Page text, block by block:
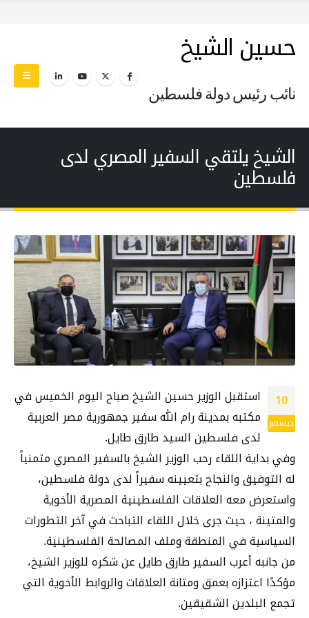
حسين الشيخ
نائب رئيس دولة فلسطين
الشيخ يلتقي السفير المصري لدى
فلسطين
10
ديسمبر
استقبل الوزير حسين الشيخ صباح اليوم الخميس في
مكتبه بمدينة رام الله سفير جمهورية مصر العربية
لدى فلسطين السيد طارق طايل.
وفي بداية اللقاء رحب الوزير الشيخ بالسفير المصري متمنياً
له التوفيق والنجاح بتعيينه سفيراً لدى دولة فلسطين،
واستعرض معه العلاقات الفلسطينية المصرية الأخوية
والمتينة ، حيث جرى خلال اللقاء التباحث في آخر التطورات
السياسية في المنطقة وملف المصالحة الفلسطينية.
من جانبه أعرب السفير طارق طايل عن شكره للوزير الشيخ،
مؤكدًا اعتزازه بعمق ومتانة العلاقات والروابط الأخوية التي
تجمع البلدين الشقيقين.